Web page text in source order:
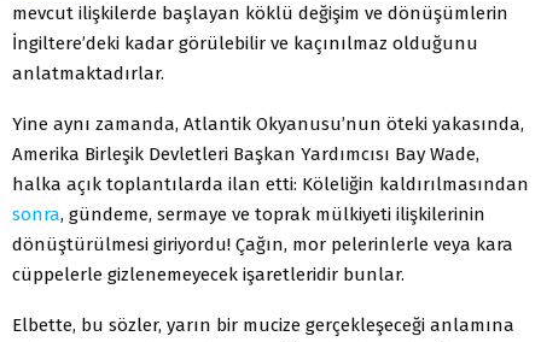
mevcut ilişkilerde başlayan köklü değişim ve dönüşümlerin
İngiltere’deki kadar görülebilir ve kaçınılmaz olduğunu
anlatmaktadırlar.
Yine aynı zamanda, Atlantik Okyanusu’nun öteki yakasında,
Amerika Birleşik Devletleri Başkan Yardımcısı Bay Wade,
halka açık toplantılarda ilan etti: Köleliğin kaldırılmasından
sonra, gündeme, sermaye ve toprak mülkiyeti ilişkilerinin
dönüştürülmesi giriyordu! Çağın, mor pelerinlerle veya kara
cüppelerle gizlenemeyecek işaretleridir bunlar.
Elbette, bu sözler, yarın bir mucize gerçekleşeceği anlamına